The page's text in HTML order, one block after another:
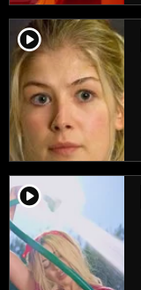
player2
player2